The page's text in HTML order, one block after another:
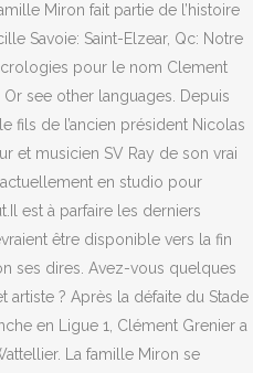
Miron fait partie de l’histoire
Savoie: Saint-Elzear, Qc: Notre
pour le nom Clement
see other languages. Depuis
fils de l’ancien président Nicolas
et musicien SV Ray de son vrai
en studio pour
est à parfaire les derniers
être disponible vers la fin
ses dires. Avez-vous quelques
artiste ? Après la défaite du Stade
en Ligue 1, Clément Grenier a
La famille Miron se